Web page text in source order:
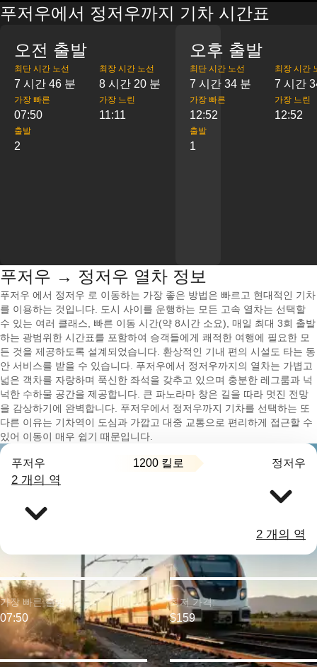
푸저우에서 정저우까지 기차 시간표
오전 출발
최단 시간 노선
7 시간 46 분
최장 시간 노선
8 시간 20 분
가장 빠른
07:50
가장 느린
11:11
출발
2
오후 출발
최단 시간 노선
7 시간 34 분
최장 시간
7 시간
가장 빠른
12:52
가장 느린
12:52
출발
1
푸저우 → 정저우 열차 정보
푸저우 에서 정저우 로 이동하는 가장 좋은 방법은 빠르고 현대적인 기차
를 이용하는 것입니다. 도시 사이를 운행하는 모든 고속 열차는 선택할
수 있는 여러 클래스, 빠른 이동 시간(약 8시간 소요), 매일 최대 3회 출발
하는 광범위한 시간표를 포함하여 승객들에게 쾌적한 여행에 필요한 모
든 것을 제공하도록 설계되었습니다. 환상적인 기내 편의 시설도 타는 동
안 서비스를 받을 수 있습니다. 푸저우에서 정저우까지의 열차는 가볍고
넓은 객차를 자랑하며 푹신한 좌석을 갖추고 있으며 충분한 레그룸과 넉
넉한 수하물 공간을 제공합니다. 큰 파노라마 창은 길을 따라 멋진 전망
을 감상하기에 완벽합니다. 푸저우에서 정저우까지 기차를 선택하는 또
다른 이유는 기차역이 도심과 가깝고 대중 교통으로 편리하게 접근할 수
있어 이동이 매우 쉽기 때문입니다.
푸저우 1200 킬로 정저우
2 개의 역
2 개의 역
가장 빠른 출발:
07:50
최저 가격:
$159